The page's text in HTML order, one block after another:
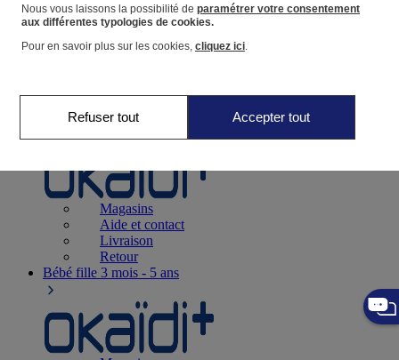
Favoris
Naissance0-12 mois
Magasins
Aide et contact
Livraison
Retour
Bébé fille 3 mois - 5 ans
Nous vous laissons la possibilité de paramétrer votre consentement
aux différentes typologies de cookies.
Pour en savoir plus sur les cookies, cliquez ici.
Refuser tout Accepter tout